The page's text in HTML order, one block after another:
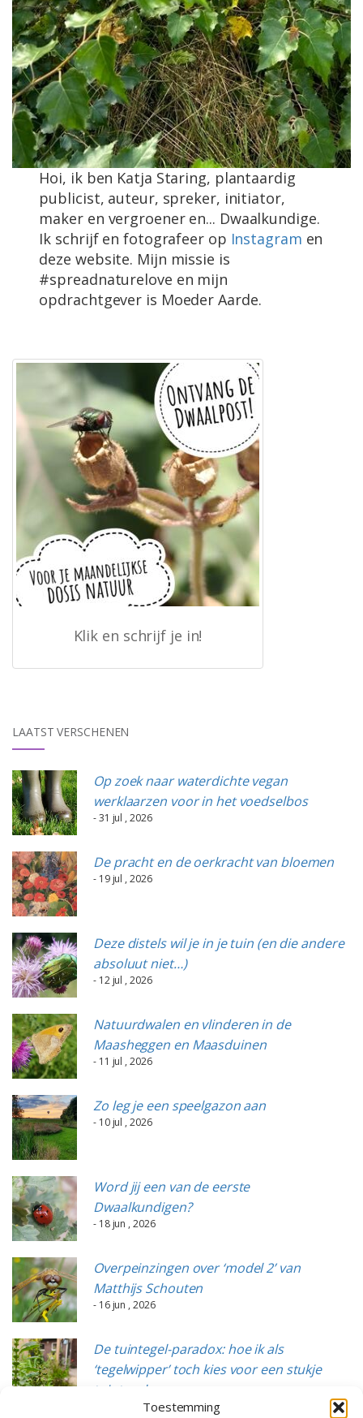
Toestemming
Hoi, ik ben Katja Staring, plantaardig
publicist, auteur, spreker, initiator,
maker en vergroener en... Dwaalkundige.
Ik schrijf en fotografeer op Instagram en
deze website. Mijn missie is
#spreadnaturelove en mijn
opdrachtgever is Moeder Aarde.
Klik en schrijf je in!
LAATST VERSCHENEN
Op zoek naar waterdichte vegan
werklaarzen voor in het voedselbos
- 31 jul , 2026
De pracht en de oerkracht van bloemen
- 19 jul , 2026
Deze distels wil je in je tuin (en die andere
absoluut niet…)
- 12 jul , 2026
Natuurdwalen en vlinderen in de
Maasheggen en Maasduinen
- 11 jul , 2026
Zo leg je een speelgazon aan
- 10 jul , 2026
Word jij een van de eerste
Dwaalkundigen?
- 18 jun , 2026
Overpeinzingen over ‘model 2’ van
Matthijs Schouten
- 16 jun , 2026
De tuintegel-paradox: hoe ik als
‘tegelwipper’ toch kies voor een stukje
tuintegels
- 15 jun , 2026